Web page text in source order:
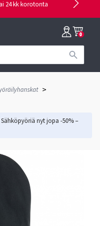
24 kk korotonta
0
>
nyt jopa -50% –